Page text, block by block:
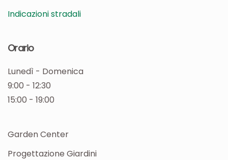
Indicazioni stradali
Orario
Lunedì - Domenica
9:00 - 12:30
15:00 - 19:00
Garden Center
Progettazione Giardini